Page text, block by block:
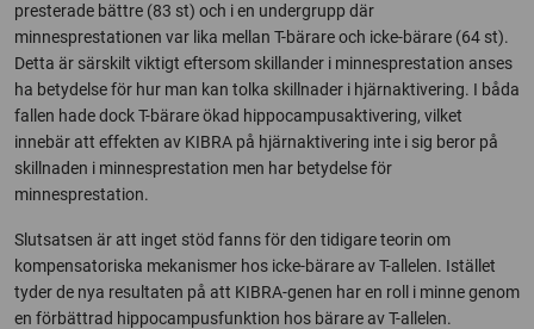
presterade bättre (83 st) och i en undergrupp där
minnesprestationen var lika mellan T-bärare och icke-bärare (64 st).
Detta är särskilt viktigt eftersom skillander i minnesprestation anses
ha betydelse för hur man kan tolka skillnader i hjärnaktivering. I båda
fallen hade dock T-bärare ökad hippocampusaktivering, vilket
innebär att effekten av KIBRA på hjärnaktivering inte i sig beror på
skillnaden i minnesprestation men har betydelse för
minnesprestation.
Slutsatsen är att inget stöd fanns för den tidigare teorin om
kompensatoriska mekanismer hos icke-bärare av T-allelen. Istället
tyder de nya resultaten på att KIBRA-genen har en roll i minne genom
en förbättrad hippocampusfunktion hos bärare av T-allelen.